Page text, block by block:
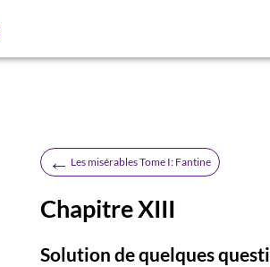
← Les misérables Tome I: Fantine
Chapitre XIII
Solution de quelques